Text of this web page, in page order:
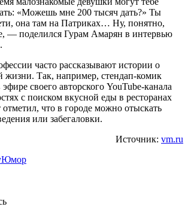
«Можешь мне 200 тысяч дать?» Ты
она там на Патриках… Ну, понятно,
— поделился Гурам Амарян в интервью
часто рассказывают истории о
жизни. Так, например, стендап-комик
своего авторского YouTube-канала
с поиском вкусной еды в ресторанах
что в городе можно отыскать
или забегаловки.
Источник: vm.ru
Юмор